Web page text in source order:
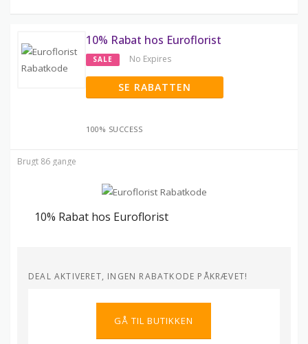
10% Rabat hos Euroflorist
SALE No Expires
SE RABATTEN
100% SUCCESS
Brugt 86 gange
10% Rabat hos Euroflorist
DEAL AKTIVERET, INGEN RABATKODE PÅKRÆVET!
GÅ TIL BUTIKKEN